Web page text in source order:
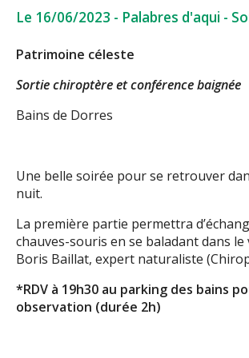
Le 16/06/2023 - Palabres d'aqui -
Patrimoine céleste
Sortie chiroptère et conférence baignée
Bains de Dorres
Une belle soirée pour se retrouver
nuit.
La première partie permettra
chauves-souris en se baladant dans le
Boris Baillat, expert naturaliste
*RDV à 19h30 au parking des bains
observation (durée 2h)